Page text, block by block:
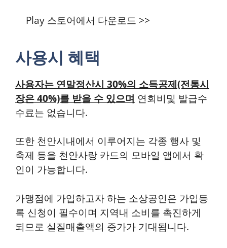
Play 스토어에서 다운로드 >>
사용시 혜택
사용자는 연말정산시 30%의 소득공제(전통시
장은 40%)를 받을 수 있으며 연회비및 발급수
수료는 없습니다.
또한 천안시내에서 이루어지는 각종 행사 및
축제 등을 천안사랑 카드의 모바일 앱에서 확
인이 가능합니다.
가맹점에 가입하고자 하는 소상공인은 가입등
록 신청이 필수이며 지역내 소비를 촉진하게
되므로 실질매출액의 증가가 기대됩니다.